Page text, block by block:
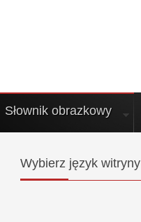
Słownik obrazkowy
Wybierz język witryny